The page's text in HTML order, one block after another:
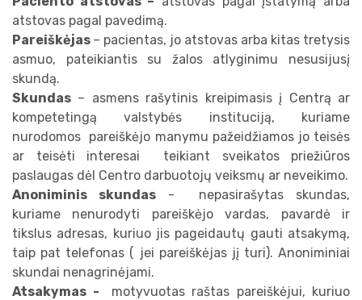
Mokamos nemedicininės paslaugos
Kompensuojamų vaistų pasų išdavimas
Informacijos teikimo pacientams tvarka
Pacientų skundų ir pareiškimų nagrinėjimo
Pacientų teisės ir pareigos
Naudinga informacija
Šeimos gydytojai
Kompensuojamų vaistų pasų išdavimas
Informacijos teikimo pacientams tvarka
Pacientų skundų ir pareiškimų nagrinėjimo tvarka
Pacientų teisės ir pareigos
Naudinga informacija
atstovas pagal pavedimą.
Pareiškėjas – pacientas, jo atstovas arba kitas tretysis
asmuo, pateikiantis su žalos atlyginimu nesusijusį
skundą.
Skundas – asmens rašytinis kreipimasis į Centrą ar
kompetetingą valstybės instituciją, kuriame
nurodomos pareiškėjo manymu pažeidžiamos jo teisės
ar teisėti interesai teikiant sveikatos priežiūros
paslaugas dėl Centro darbuotojų veiksmų ar neveikimo.
Anoniminis skundas - nepasirašytas skundas,
kuriame nenurodyti pareiškėjo vardas, pavardė ir
tikslus adresas, kuriuo jis pageidautų gauti atsakymą,
taip pat telefonas ( jei pareiškėjas jį turi). Anoniminiai
skundai nenagrinėjami.
Atsakymas - motyvuotas raštas pareiškėjui, kuriuo